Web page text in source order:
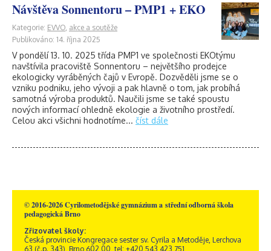
Návštěva Sonnentoru – PMP1 + EKO
Kategorie: EVVO, akce a soutěže
Publikováno: 14. října 2025
V pondělí 13. 10. 2025 třída PMP1 ve společnosti EKOtýmu
navštívila pracoviště Sonnentoru – největšího prodejce
ekologicky vyráběných čajů v Evropě. Dozvěděli jsme se o
vzniku podniku, jeho vývoji a pak hlavně o tom, jak probíhá
samotná výroba produktů. Naučili jsme se také spoustu
nových informací ohledně ekologie a životního prostředí.
Celou akci všichni hodnotíme... číst dále
© 2016-2026 Cyrilometodějské gymnázium a střední odborná škola
pedagogická Brno
Zřizovatel školy:
Česká provincie Kongregace sester sv. Cyrila a Metoděje, Lerchova
63 (č.p. 343), Brno 602 00, tel: +420 543 423 751